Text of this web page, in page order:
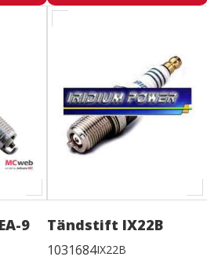
9 Tändstift IX22B
1031684IX22B